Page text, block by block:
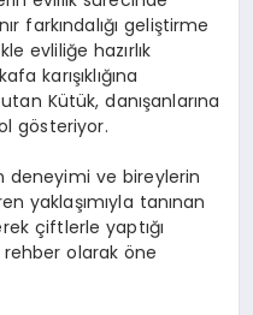
farkındalığı geliştirme
evliliğe hazırlık
karışıklığına
Kütük, danışanlarına
gösteriyor.
deneyimi ve bireylerin
yaklaşımıyla tanınan
çiftlerle yaptığı
olarak öne